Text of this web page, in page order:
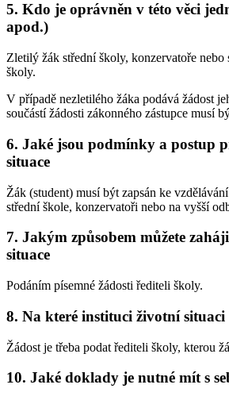
5. Kdo je oprávněn v této věci
apod.)
Zletilý žák střední školy, konzervatoře nebo
školy.
V případě nezletilého žáka podává žádost
součástí žádosti zákonného zástupce musí
6. Jaké jsou podmínky a postup
situace
Žák (student) musí být zapsán ke
střední škole, konzervatoři nebo na vyšší
7. Jakým způsobem můžete
situace
Podáním písemné žádosti řediteli školy.
8. Na které instituci životní situaci
Žádost je třeba podat řediteli školy, kterou
10. Jaké doklady je nutné mít s